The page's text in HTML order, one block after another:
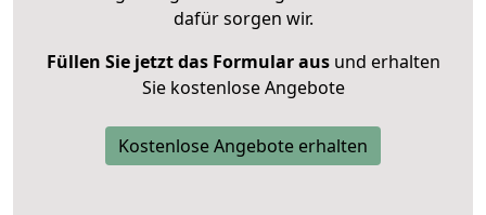
dafür sorgen wir.
Füllen Sie jetzt das Formular ausund erhalten
Sie kostenlose Angebote
Kostenlose Angebote erhalten